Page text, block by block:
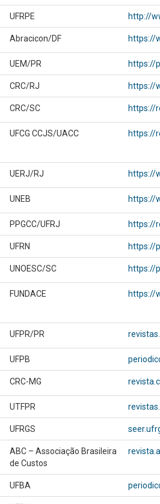
UFRPE http://
Abracicon/DF https://
UEM/PR https://
CRC/RJ https://
CRC/SC https://
UFCG CCJS/UACC https://
UERJ/RJ https://
UNEB https://
PPGCC/UFRJ https://
UFRN https://
UNOESC/SC https://
FUNDACE https://
UFPR/PR
UFPB
CRC-MG
UTFPR
UFRGS
ABC – Associação Brasileira
de Custos
UFBA